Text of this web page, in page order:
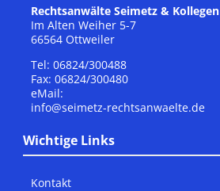
Rechtsanwälte Seimetz & Kollegen
Im Alten Weiher 5-7
66564 Ottweiler
Tel: 06824/300488
Fax: 06824/300480
eMail:
info@seimetz-rechtsanwaelte.de
Wichtige Links
Kontakt